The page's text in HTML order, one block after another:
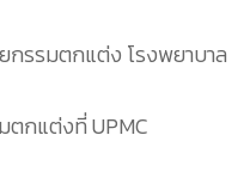
รรมตกแต่ง โรงพยาบาล
กแต่งที่ UPMC